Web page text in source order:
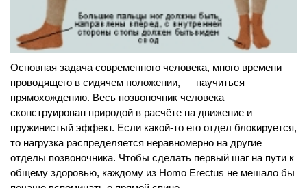
Основная задача современного человека, много времени
проводящего в сидячем положении, — научиться
прямохождению. Весь позвоночник человека
сконструирован природой в расчёте на движение и
пружинистый эффект. Если какой-то его отдел блокируется,
то нагрузка распределяется неравномерно на другие
отделы позвоночника. Чтобы сделать первый шаг на пути к
общему здоровью, каждому из Homo Erectus не мешало бы